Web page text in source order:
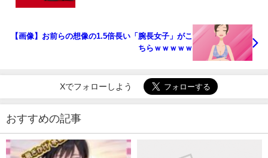
【画像】お前らの想像の1.5倍長い「腕長女子」がこ
ちらｗｗｗｗｗ
Xでフォローしよう
おすすめの記事